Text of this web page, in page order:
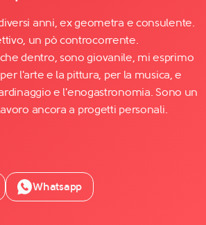
anni, ex geometra e consulente.
un pò controcorrente.
dentro, sono giovanile, mi esprimo
l'arte e la pittura, per la musica, e
e l'enogastronomia. Sono un
ancora a progetti personali.
Whatsapp